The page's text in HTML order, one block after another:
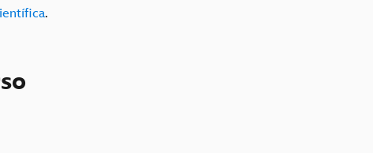
.